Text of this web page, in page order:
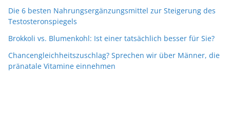
Die 6 besten Nahrungsergänzungsmittel zur Steigerung des
Testosteronspiegels
Brokkoli vs. Blumenkohl: Ist einer tatsächlich besser für Sie?
Chancengleichheitszuschlag? Sprechen wir über Männer, die
pränatale Vitamine einnehmen